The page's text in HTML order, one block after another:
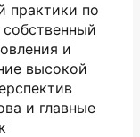
практики по
и
высокой
и главные